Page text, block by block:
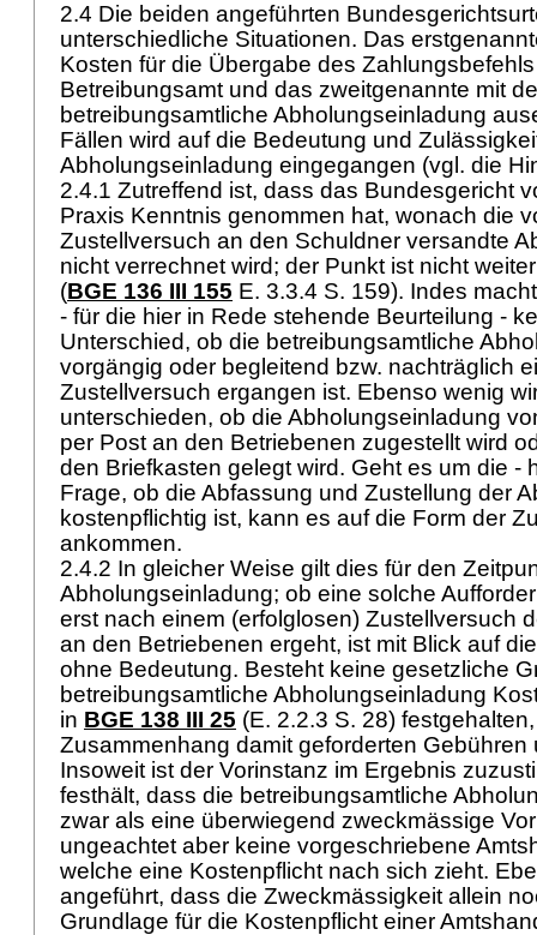
2.4 Die beiden angeführten
unterschiedliche Situationen. Das
Kosten für die Übergabe des
Betreibungsamt und das zweitgenannte mit
betreibungsamtliche Abholungseinladung
Fällen wird auf die Bedeutung und
Abholungseinladung eingegangen (vgl. die
2.4.1 Zutreffend ist, dass das Bundesgericht
Praxis Kenntnis genommen hat, wonach die
Zustellversuch an den Schuldner versandte
nicht verrechnet wird; der Punkt ist nicht
(BGE 136 III 155 E. 3.3.4 S. 159). Indes
- für die hier in Rede stehende Beurteilung -
Unterschied, ob die betreibungsamtliche
vorgängig oder begleitend bzw. nachträglich
Zustellversuch ergangen ist. Ebenso wenig
unterschieden, ob die Abholungseinladung
per Post an den Betriebenen zugestellt wird
den Briefkasten gelegt wird. Geht es um die -
Frage, ob die Abfassung und Zustellung der
kostenpflichtig ist, kann es auf die Form der
ankommen.
2.4.2 In gleicher Weise gilt dies für den
Abholungseinladung; ob eine solche
erst nach einem (erfolglosen) Zustellversuch
an den Betriebenen ergeht, ist mit Blick auf
ohne Bedeutung. Besteht keine gesetzliche
betreibungsamtliche Abholungseinladung
in BGE 138 III 25 (E. 2.2.3 S. 28)
Zusammenhang damit geforderten Gebühren
Insoweit ist der Vorinstanz im Ergebnis
festhält, dass die betreibungsamtliche
zwar als eine überwiegend zweckmässige
ungeachtet aber keine vorgeschriebene
welche eine Kostenpflicht nach sich zieht.
angeführt, dass die Zweckmässigkeit allein
Grundlage für die Kostenpflicht einer